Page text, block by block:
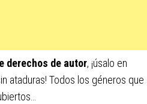
derechos de autor, ¡úsalo en
ataduras! Todos los géneros que